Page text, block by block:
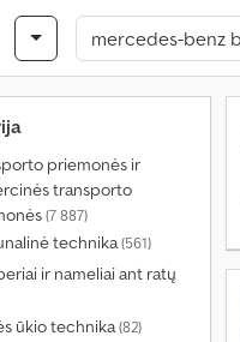
priemonės ir
transporto
(7 887)
technika(561)
ir nameliai ant ratų
ūkio technika(82)